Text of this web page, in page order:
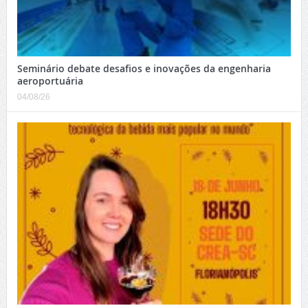
Seminário debate desafios e inovações da engenharia
aeroportuária
04/08/26